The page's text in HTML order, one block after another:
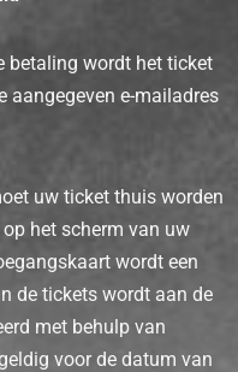
betaling wordt het ticket
aangegeven e-mailadres
uw ticket thuis worden
het scherm van uw
wordt een
de tickets wordt aan de
met behulp van
voor de datum van